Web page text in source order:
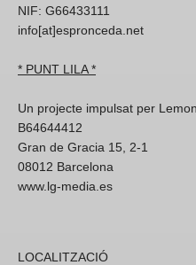
NIF: G66433111
info[at]espronceda.net
* PUNT LILA *
Un projecte impulsat per
B64644412
Gran de Gracia 15, 2-1
08012 Barcelona
www.lg-media.es
LOCALITZACIÓ